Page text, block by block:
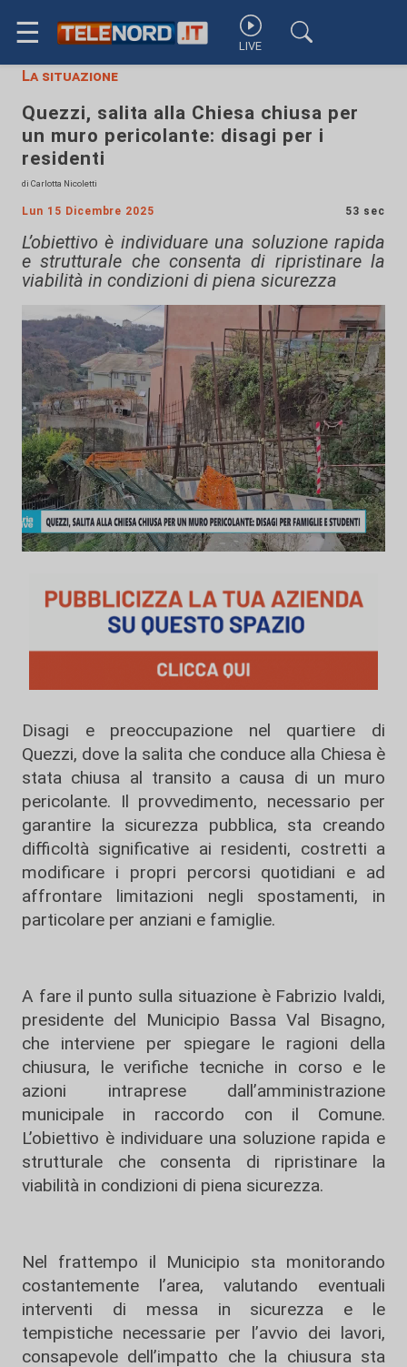
☰ LIVE
La situazione
Quezzi, salita alla Chiesa chiusa per
un muro pericolante: disagi per i
residenti
di Carlotta Nicoletti
Lun 15 Dicembre 2025 53 sec
L’obiettivo è individuare una soluzione rapida
e strutturale che consenta di ripristinare la
viabilità in condizioni di piena sicurezza
Disagi e preoccupazione nel quartiere di
Quezzi, dove la salita che conduce alla Chiesa è
stata chiusa al transito a causa di un muro
pericolante. Il provvedimento, necessario per
garantire la sicurezza pubblica, sta creando
difficoltà significative ai residenti, costretti a
modificare i propri percorsi quotidiani e ad
affrontare limitazioni negli spostamenti, in
particolare per anziani e famiglie.
A fare il punto sulla situazione è Fabrizio Ivaldi,
presidente del Municipio Bassa Val Bisagno,
che interviene per spiegare le ragioni della
chiusura, le verifiche tecniche in corso e le
azioni intraprese dall’amministrazione
municipale in raccordo con il Comune.
L’obiettivo è individuare una soluzione rapida e
strutturale che consenta di ripristinare la
viabilità in condizioni di piena sicurezza.
Nel frattempo il Municipio sta monitorando
costantemente l’area, valutando eventuali
interventi di messa in sicurezza e le
tempistiche necessarie per l’avvio dei lavori,
consapevole dell’impatto che la chiusura sta